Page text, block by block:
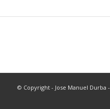
© Copyright - Jose Manuel Durba -